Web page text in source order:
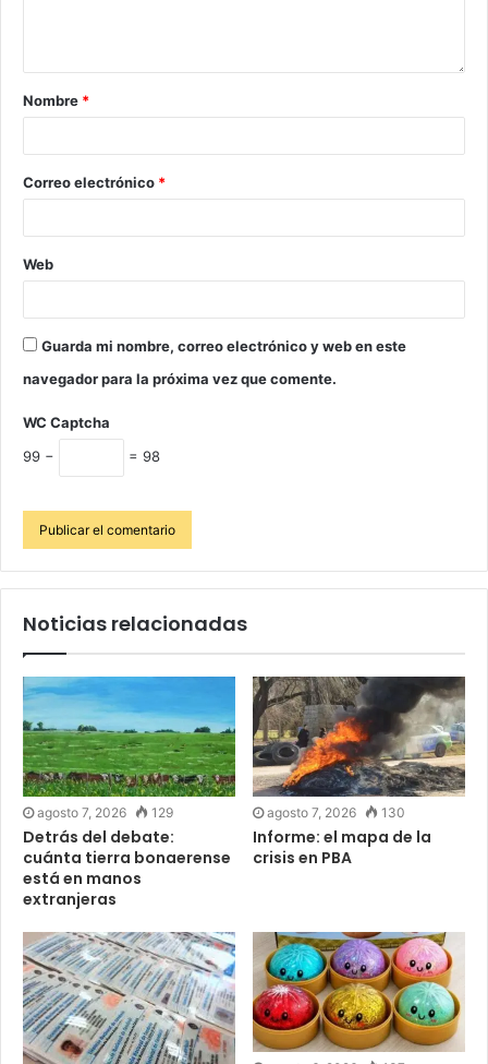
Nombre *
Correo electrónico *
Web
Guarda mi nombre, correo electrónico y web en este
navegador para la próxima vez que comente.
WC Captcha
99 −
= 98
Noticias relacionadas
agosto 7, 2026 129
Detrás del debate:
cuánta tierra bonaerense
está en manos
extranjeras
agosto 7, 2026 130
Informe: el mapa de la
crisis en PBA